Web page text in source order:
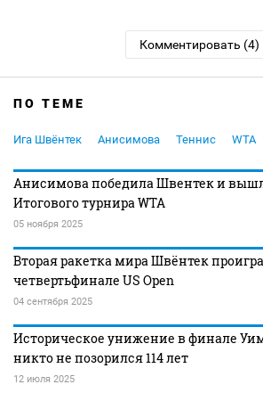
Комментировать (4)
ПО ТЕМЕ
Ига Швёнтек Анисимова Теннис WTA
Анисимова победила Швентек и
Итогового турнира WTA
05 ноября 2025
Вторая ракетка мира Швёнтек
четвертьфинале US Open
04 сентября 2025
Историческое унижение в финале
никто не позорился 114 лет
12 июля 2025